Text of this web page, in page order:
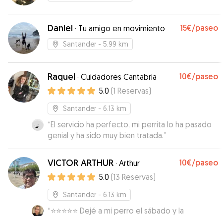
Daniel · Tu amigo en movimiento 15€/paseo
Santander - 5.99 km
Raquel · Cuidadores Cantabria 10€/paseo
5.0 (1 Reservas)
Santander - 6.13 km
“El servicio ha perfecto, mi perrita lo ha pasado
genial y ha sido muy bien tratada.”
VICTOR ARTHUR · Arthur 10€/paseo
5.0 (13 Reservas)
Santander - 6.13 km
“⭐️⭐️⭐️⭐️⭐️ Dejé a mi perro el sábado y la